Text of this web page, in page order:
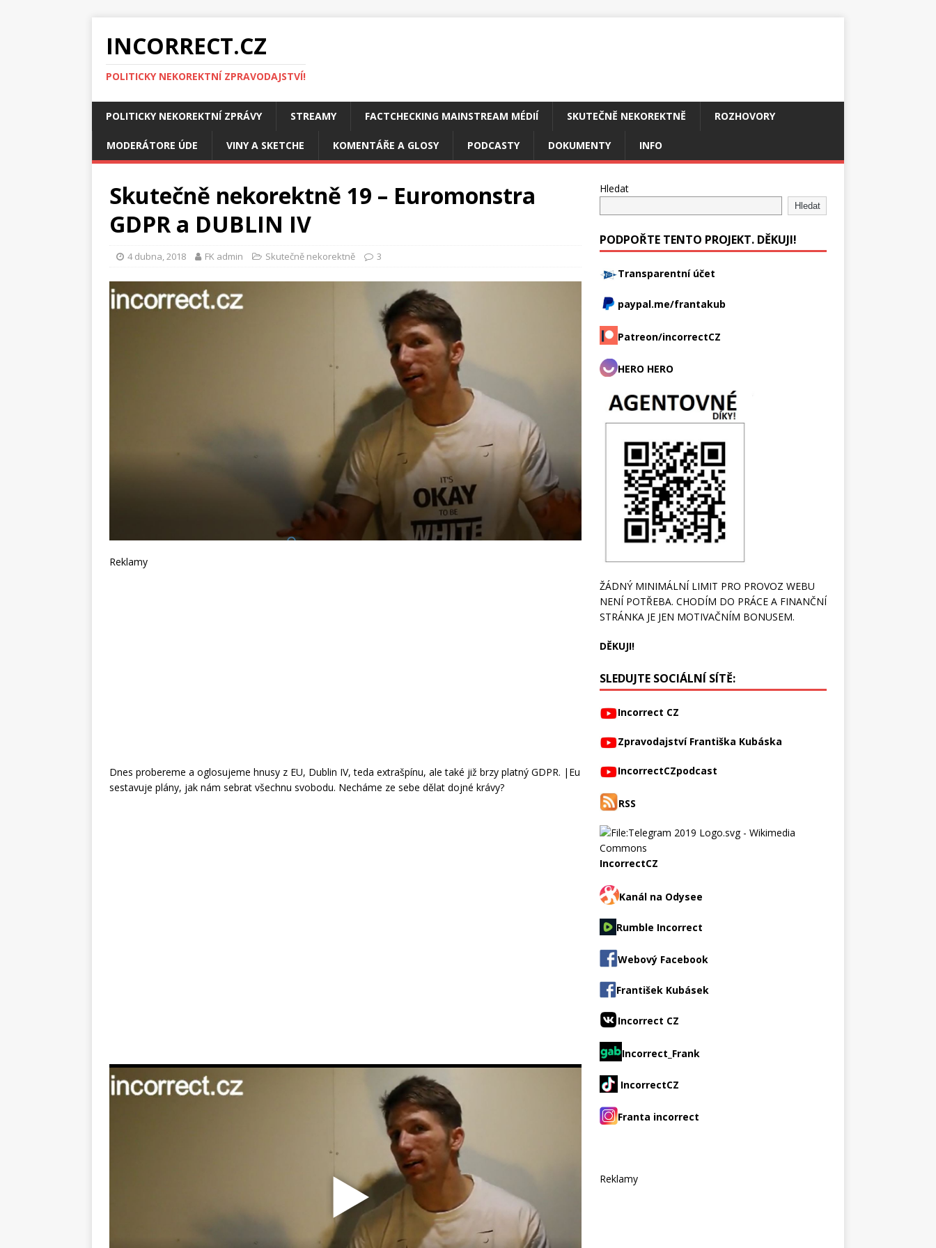
INCORRECT.CZ
POLITICKY NEKOREKTNÍ ZPRAVODAJSTVÍ!
POLITICKY NEKOREKTNÍ ZPRÁVY STREAMY FACTCHECKING MAINSTREAM MÉDIÍ SKUTEČNĚ NEKOREKTNĚ ROZHOVORY
MODERÁTORE ÚDE VINY A SKETCHE KOMENTÁŘE A GLOSY PODCASTY DOKUMENTY INFO
Skutečně nekorektně 19 – Euromonstra
GDPR a DUBLIN IV
4 dubna, 2018 FK admin Skutečně nekorektně 3
Reklamy
Dnes probereme a oglosujeme hnusy z EU, Dublin IV, teda extrašpínu, ale také již brzy platný GDPR. |Eu
sestavuje plány, jak nám sebrat všechnu svobodu. Necháme ze sebe dělat dojné krávy?
Hledat
Hledat
PODPOŘTE TENTO PROJEKT. DĚKUJI!
Transparentní účet
paypal.me/frantakub
Patreon/incorrectCZ
HERO HERO
ŽÁDNÝ MINIMÁLNÍ LIMIT PRO PROVOZ WEBU
NENÍ POTŘEBA. CHODÍM DO PRÁCE A FINANČNÍ
STRÁNKA JE JEN MOTIVAČNÍM BONUSEM.
DĚKUJI!
SLEDUJTE SOCIÁLNÍ SÍTĚ:
Incorrect CZ
Zpravodajství Františka Kubáska
IncorrectCZpodcast
RSS
IncorrectCZ
Kanál na Odysee
Rumble Incorrect
Webový Facebook
František Kubásek
Incorrect CZ
Incorrect_Frank
IncorrectCZ
Franta incorrect
Reklamy